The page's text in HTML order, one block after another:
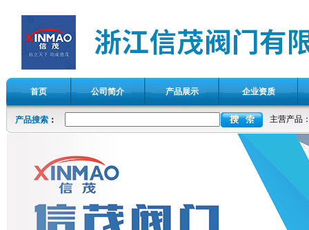
首页 公司简介 产品展示 企业资质
产品搜索： 主营产品